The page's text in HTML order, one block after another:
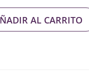
AL CARRITO